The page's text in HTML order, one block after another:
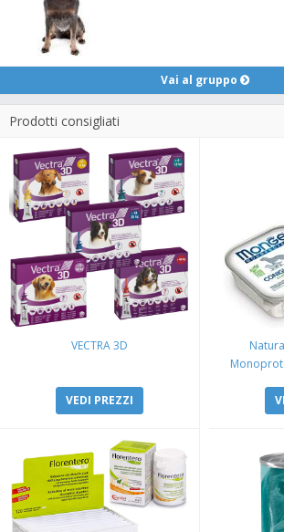
Vai al gruppo
Prodotti consigliati
VECTRA 3D
VEDI PREZZI